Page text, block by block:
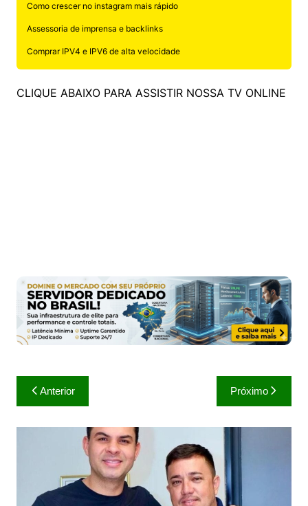
Como crescer no instagram mais rápido
Assessoria de imprensa e backlinks
Comprar IPV4 e IPV6 de alta velocidade
CLIQUE ABAIXO PARA ASSISTIR NOSSA TV ONLINE
Navegação
de
Post
Anterior Próximo